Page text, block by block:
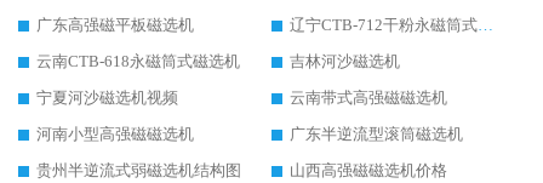
广东高强磁平板磁选机
辽宁CTB-712干粉永磁筒式磁选机
云南CTB-618永磁筒式磁选机
吉林河沙磁选机
宁夏河沙磁选机视频
云南带式高强磁磁选机
河南小型高强磁磁选机
广东半逆流型滚筒磁选机
贵州半逆流式弱磁选机结构图
山西高强磁磁选机价格